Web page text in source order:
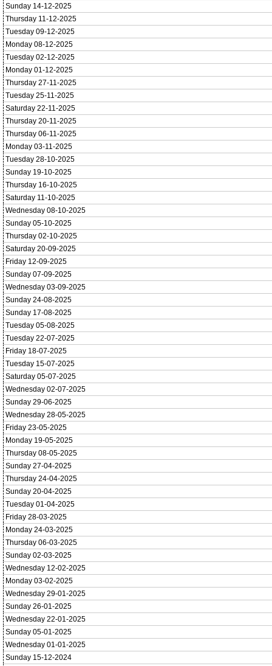
Sunday 14-12-2025
Thursday 11-12-2025
Tuesday 09-12-2025
Monday 08-12-2025
Tuesday 02-12-2025
Monday 01-12-2025
Thursday 27-11-2025
Tuesday 25-11-2025
Saturday 22-11-2025
Thursday 20-11-2025
Thursday 06-11-2025
Monday 03-11-2025
Tuesday 28-10-2025
Sunday 19-10-2025
Thursday 16-10-2025
Saturday 11-10-2025
Wednesday 08-10-2025
Sunday 05-10-2025
Thursday 02-10-2025
Saturday 20-09-2025
Friday 12-09-2025
Sunday 07-09-2025
Wednesday 03-09-2025
Sunday 24-08-2025
Sunday 17-08-2025
Tuesday 05-08-2025
Tuesday 22-07-2025
Friday 18-07-2025
Tuesday 15-07-2025
Saturday 05-07-2025
Wednesday 02-07-2025
Sunday 29-06-2025
Wednesday 28-05-2025
Friday 23-05-2025
Monday 19-05-2025
Thursday 08-05-2025
Sunday 27-04-2025
Thursday 24-04-2025
Sunday 20-04-2025
Tuesday 01-04-2025
Friday 28-03-2025
Monday 24-03-2025
Thursday 06-03-2025
Sunday 02-03-2025
Wednesday 12-02-2025
Monday 03-02-2025
Wednesday 29-01-2025
Sunday 26-01-2025
Wednesday 22-01-2025
Sunday 05-01-2025
Wednesday 01-01-2025
Sunday 15-12-2024